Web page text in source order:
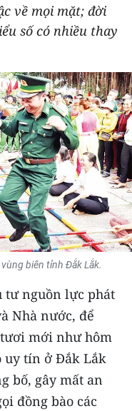
về mọi mặt; đời
số có nhiều thay
biên tỉnh Đắk Lắk.
tư nguồn lực phát
Nhà nước, để
mới như hôm
uy tín ở Đắk Lắk
bố, gây mất an
đồng bào các